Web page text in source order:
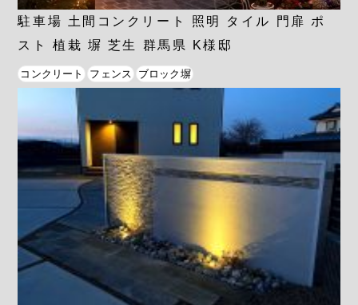
駐車場 土間コンクリート 照明 タイル 門扉 ポ
スト 植栽 塀 芝生 群馬県 K様邸
コンクリート フェンス ブロック塀